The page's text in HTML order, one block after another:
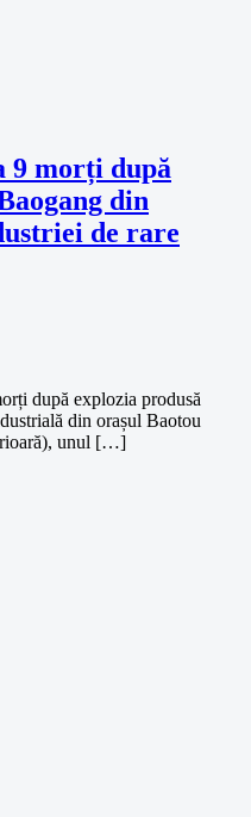
9 morți după
din
de rare
după explozia produsă
din orașul Baotou
unul […]